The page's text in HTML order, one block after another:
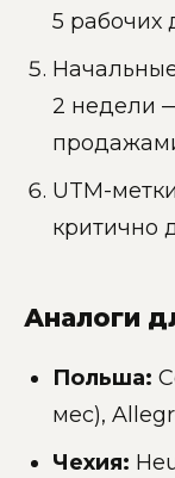
5 рабочих
2 недели
UTM-
критично
Аналоги
Польша:
мес),
Чехия: